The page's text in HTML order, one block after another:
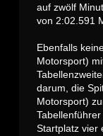
auf zwölf
von 2:02.591
Ebenfalls
Motorsport)
darum, die
Motorsport)
Startplatz vier